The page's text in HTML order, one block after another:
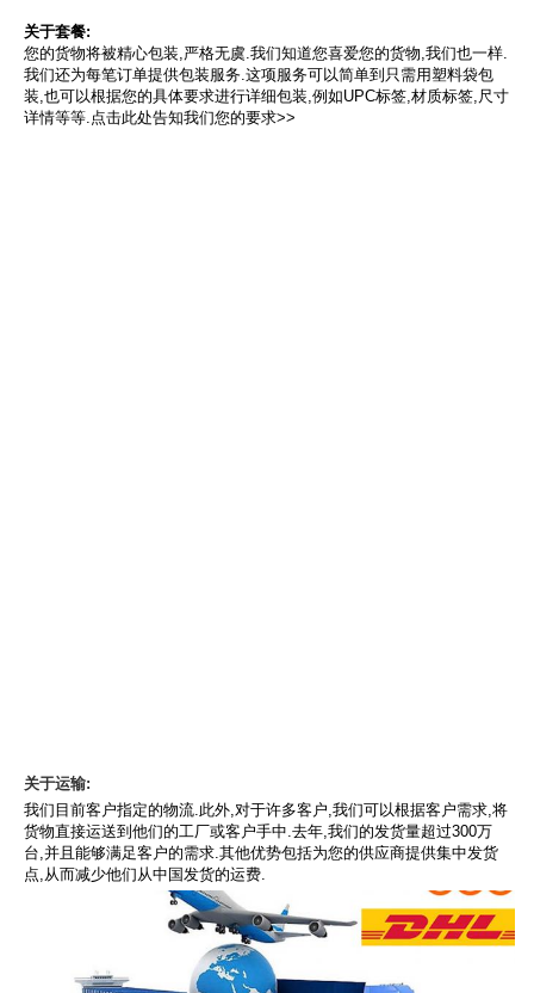
关于套餐:
您的货物将被精心包装,严格无虞.我们知道您喜爱您的货物,我们也一样.
我们还为每笔订单提供包装服务.这项服务可以简单到只需用塑料袋包
装,也可以根据您的具体要求进行详细包装,例如UPC标签,材质标签,尺寸
详情等等.点击此处告知我们您的要求>>
关于运输:
我们目前客户指定的物流.此外,对于许多客户,我们可以根据客户需求,将
货物直接运送到他们的工厂或客户手中.去年,我们的发货量超过300万
台,并且能够满足客户的需求.其他优势包括为您的供应商提供集中发货
点,从而减少他们从中国发货的运费.